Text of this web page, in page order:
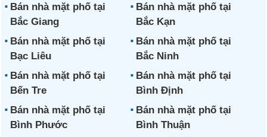
Bán nhà mặt phố tại
Bắc Giang
Bán nhà mặt phố tại
Bắc Kạn
Bán nhà mặt phố tại
Bạc Liêu
Bán nhà mặt phố tại
Bắc Ninh
Bán nhà mặt phố tại
Bến Tre
Bán nhà mặt phố tại
Bình Định
Bán nhà mặt phố tại
Bình Phước
Bán nhà mặt phố tại
Bình Thuận